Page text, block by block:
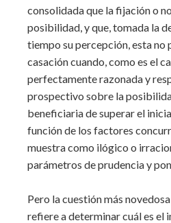
consolidada que la fijación o
posibilidad, y que, tomada la
tiempo su percepción, esta no
casación cuando, como es el
perfectamente razonada y
prospectivo sobre la
beneficiaria de superar el
función de los factores
muestra como ilógico o
parámetros de prudencia y
Pero la cuestión más
refiere a determinar cuál es el